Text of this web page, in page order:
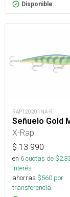
Disponible
RAP120201NA-R
Señuelo Gold
X-Rap
$ 13.990
en 6cuotas de $
interés
ahorras $560 por
transferencia.